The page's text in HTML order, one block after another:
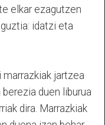
elkar ezagutzen
idatzi eta
marrazkiak jartzea
duen liburua
dira. Marrazkiak